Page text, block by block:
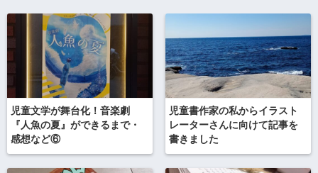
児童文学が舞台化！音楽劇
『人魚の夏』ができるまで・
感想など⑥
児童書作家の私からイラスト
レーターさんに向けて記事を
書きました